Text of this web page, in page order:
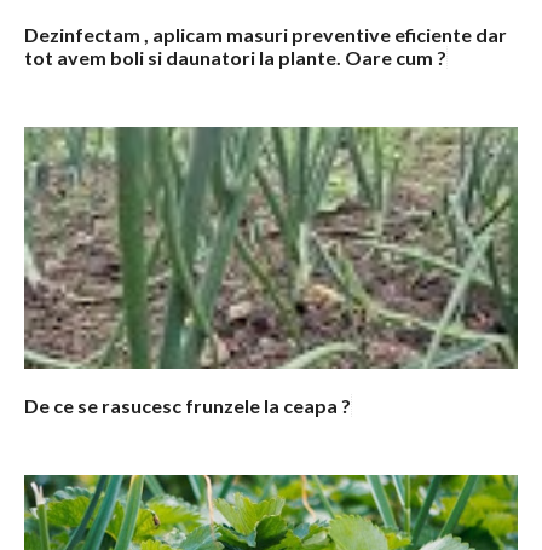
Dezinfectam , aplicam masuri preventive eficiente dar
tot avem boli si daunatori la plante. Oare cum ?
De ce se rasucesc frunzele la ceapa ?